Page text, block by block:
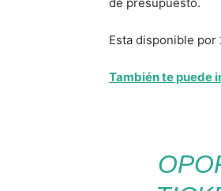
Esta disponible por
También te puede